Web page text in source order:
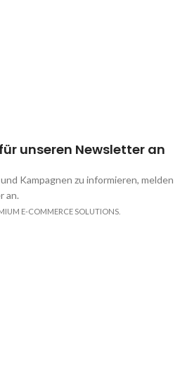
unseren Newsletter an
Kampagnen zu informieren, melden
an.
E-COMMERCE SOLUTIONS.